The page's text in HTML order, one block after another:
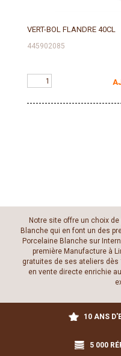
VERT-BOL FLANDRE 40CL
445902085
Notre site offre un choix
Blanche qui en font un des
Porcelaine Blanche sur
première Manufacture à
gratuites de ses ateliers dès
en vente directe enrichie
10 ANS
5 000